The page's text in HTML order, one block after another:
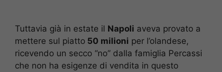
Tuttavia già in estate il Napoli aveva provato a
mettere sul piatto 50 milioni per l’olandese,
ricevendo un secco “no” dalla famiglia Percassi
che non ha esigenze di vendita in questo